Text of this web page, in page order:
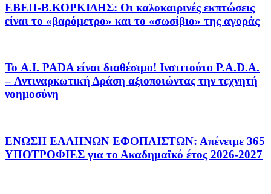
EΒΕΠ-Β.ΚΟΡΚΙΔΗΣ: Οι καλοκαιρινές εκπτώσεις
είναι το «βαρόμετρο» και το «σωσίβιο» της αγοράς
Το A.I. PADA είναι διαθέσιμο! Ινστιτούτο P.A.D.A.
– Αντιναρκωτική Δράση αξιοποιώντας την τεχνητή
νοημοσύνη
ΕΝΩΣΗ ΕΛΛΗΝΩΝ ΕΦΟΠΛΙΣΤΩΝ: Απένειμε 365
ΥΠΟΤΡΟΦΙΕΣ για το Ακαδημαϊκό έτος 2026-2027